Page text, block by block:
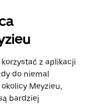
z aplikacji
do niemal
Meyzieu,
bardziej